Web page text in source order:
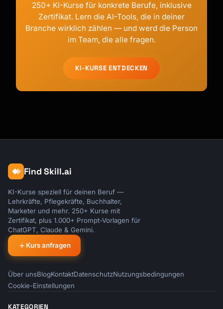
250+ KI-Kurse für konkrete Berufe, inklusive
Zertifikat. Lern die AI-Tools, die in deiner
Branche wirklich zählen — und werd die Person
im Team, die alle fragen.
KI-KURSE ENTDECKEN
Find Skill.ai
KI-Kurse speziell für deinen Beruf —
Lehrkräfte, Pflegekräfte, Buchhalter,
Marketer und mehr. 250+ Kurse mit
Zertifikat, plus 1.000+ Prompt-Vorlagen für
ChatGPT, Claude & Gemini.
Kurs anfragen
Über unsBlogKontaktDatenschutzNutzungsbedingungen
Cookie-Einstellungen
KATEGORIEN